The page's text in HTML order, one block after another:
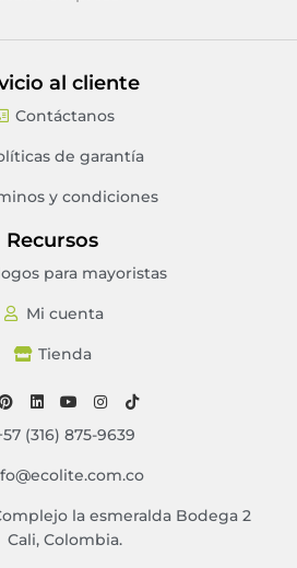
al cliente
Contáctanos
de garantía
y condiciones
Recursos
para mayoristas
Mi cuenta
Tienda
(316) 875-9639
la esmeralda Bodega 2
Cali, Colombia.